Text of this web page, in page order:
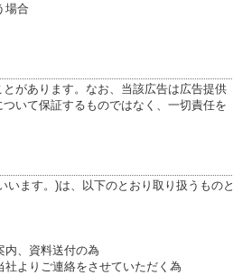
場合
があります。なお、当該広告は広告提供
いて保証するものではなく、一切責任を
ます。)は、以下のとおり取り扱うものと
内、資料送付の為
社よりご連絡をさせていただく為